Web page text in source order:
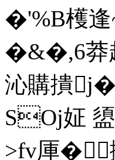
�'%B檴
�&�,6莽
沁購撌
SOj姃
>fv厙�